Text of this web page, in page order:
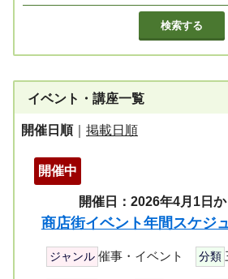
イベント・講座一覧
開催日順｜ 掲載日順
開催中
開催日：2026年4月1日
商店街イベント年間スケジ
ジャンル 催事・イベント 分類